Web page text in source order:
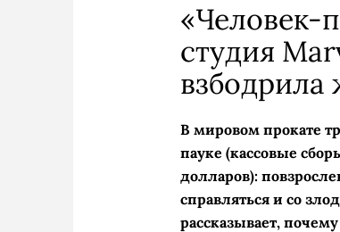
«Человек-
студия
взбодрила
В мировом прокате
пауке (кассовые
долларов):
справляться и со
рассказывает,